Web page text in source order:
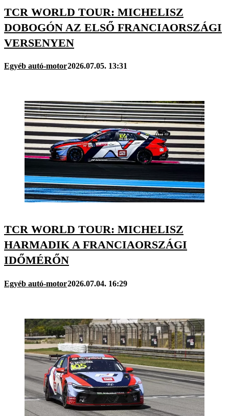
TCR WORLD TOUR: MICHELISZ
DOBOGÓN AZ ELSŐ FRANCIAORSZÁGI
VERSENYEN
Egyéb autó-motor2026.07.05. 13:31
TCR WORLD TOUR: MICHELISZ
HARMADIK A FRANCIAORSZÁGI
IDŐMÉRŐN
Egyéb autó-motor2026.07.04. 16:29